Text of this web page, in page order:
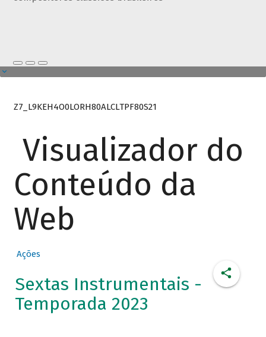
Z7_L9KEH4O0LORH80ALCLTPF80S21
Visualizador do
Conteúdo da
Web
Ações
Sextas Instrumentais -
Temporada 2023